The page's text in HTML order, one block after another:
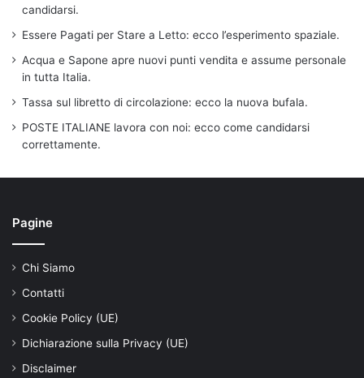
candidarsi.
Essere Pagati per Stare a Letto: ecco l’esperimento spaziale.
Acqua e Sapone apre nuovi punti vendita e assume personale
in tutta Italia.
Tassa sul libretto di circolazione: ecco la nuova bufala.
POSTE ITALIANE lavora con noi: ecco come candidarsi
correttamente.
Pagine
Chi Siamo
Contatti
Cookie Policy (UE)
Dichiarazione sulla Privacy (UE)
Disclaimer